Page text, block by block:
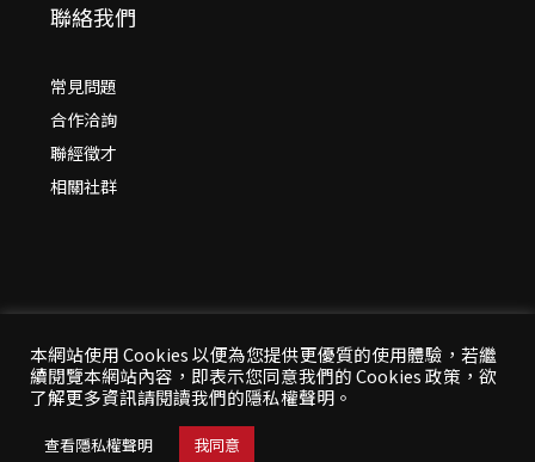
聯絡我們
常見問題
合作洽詢
聯經徵才
相關社群
© 2026 年聯經出版：思考，連結過去與未來
All Rights Reserved | 本站台資料為版權所有，非經同
意請勿作任何形式之轉載使用
本網站使用 Cookies 以便為您提供更優質的使用體驗，若繼
續閱覽本網站內容，即表示您同意我們的 Cookies 政策，欲
了解更多資訊請閱讀我們的隱私權聲明。
查看隱私權聲明 我同意